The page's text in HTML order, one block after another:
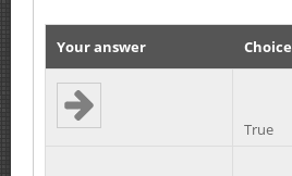
Your answer Choice
True